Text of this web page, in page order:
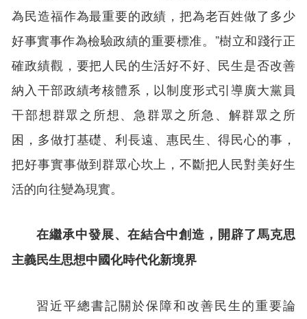
為民造福作為最重要的政績，把為老百姓做了多少
好事實事作為檢驗政績的重要標准。”樹立和踐行正
確政績觀，要把人民的生活好不好、民生是否改善
納入干部政績考核體系，以制度形式引導廣大黨員
干部想群眾之所想、急群眾之所急、解群眾之所
困，多做打基礎、利長遠、惠民生、得民心的事，
把好事實事做到群眾心坎上，不斷把人民對美好生
活的向往變為現實。
在繼承中發展、在結合中創造，開辟了馬克思
主義民生思想中國化時代化新境界
習近平總書記關於保障和改善民生的重要論